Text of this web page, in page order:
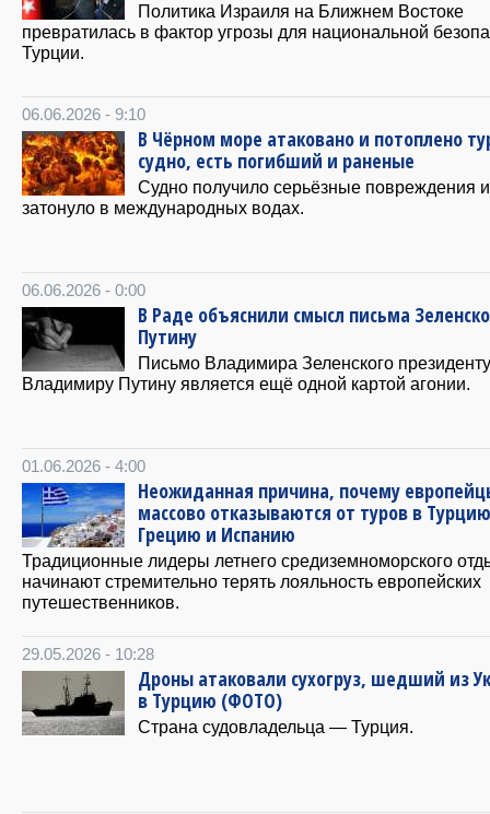
Политика Израиля на Ближнем Востоке
превратилась в фактор угрозы для национальной
Турции.
06.06.2026 - 9:10
В Чёрном море атаковано и потоплено
судно, есть погибший и раненые
Судно получило серьёзные повреждения и
затонуло в международных водах.
06.06.2026 - 0:00
В Раде объяснили смысл письма
Путину
Письмо Владимира Зеленского
Владимиру Путину является ещё одной картой агонии.
01.06.2026 - 4:00
Неожиданная причина, почему
массово отказываются от туров в
Грецию и Испанию
Традиционные лидеры летнего средиземноморского
начинают стремительно терять лояльность европейских
путешественников.
29.05.2026 - 10:28
Дроны атаковали сухогруз, шедший из
в Турцию (ФОТО)
Страна судовладельца — Турция.